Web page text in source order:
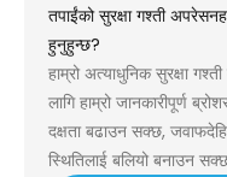
तपाईंको सुरक्षा गश्ती
हुनुहुन्छ?
हाम्रो अत्याधुनिक सुरक्षा
लागि हाम्रो जानकारीपूर्ण
दक्षता बढाउन सक्छ,
स्थितिलाई बलियो बनाउन